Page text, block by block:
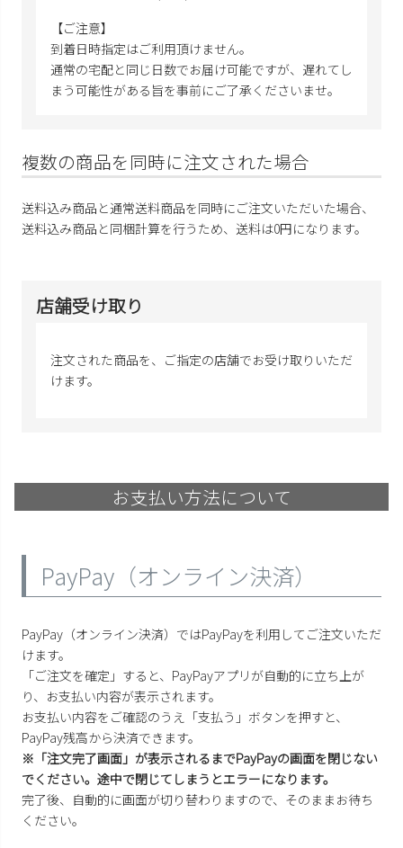
【ご注意】
到着日時指定はご利用頂けません。
通常の宅配と同じ日数でお届け可能ですが、遅れてし
まう可能性がある旨を事前にご了承くださいませ。
複数の商品を同時に注文された場合
送料込み商品と通常送料商品を同時にご注文いただいた場合、
送料込み商品と同梱計算を行うため、送料は0円になります。
店舗受け取り
注文された商品を、ご指定の店舗でお受け取りいただ
けます。
お支払い方法について
PayPay（オンライン決済）
PayPay（オンライン決済）ではPayPayを利用してご注文いただ
けます。
「ご注文を確定」すると、PayPayアプリが自動的に立ち上が
り、お支払い内容が表示されます。
お支払い内容をご確認のうえ「支払う」ボタンを押すと、
PayPay残高から決済できます。
※「注文完了画面」が表示されるまでPayPayの画面を閉じない
でください。途中で閉じてしまうとエラーになります。
完了後、自動的に画面が切り替わりますので、そのままお待ち
ください。